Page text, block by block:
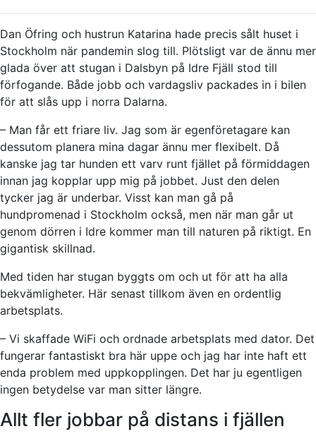
Dan Öfring och hustrun Katarina hade precis sålt huset i
Stockholm när pandemin slog till. Plötsligt var de ännu mer
glada över att stugan i Dalsbyn på Idre Fjäll stod till
förfogande. Både jobb och vardagsliv packades in i bilen
för att slås upp i norra Dalarna.
– Man får ett friare liv. Jag som är egenföretagare kan
dessutom planera mina dagar ännu mer flexibelt. Då
kanske jag tar hunden ett varv runt fjället på förmiddagen
innan jag kopplar upp mig på jobbet. Just den delen
tycker jag är underbar. Visst kan man gå på
hundpromenad i Stockholm också, men när man går ut
genom dörren i Idre kommer man till naturen på riktigt. En
gigantisk skillnad.
Med tiden har stugan byggts om och ut för att ha alla
bekvämligheter. Här senast tillkom även en ordentlig
arbetsplats.
– Vi skaffade WiFi och ordnade arbetsplats med dator. Det
fungerar fantastiskt bra här uppe och jag har inte haft ett
enda problem med uppkopplingen. Det har ju egentligen
ingen betydelse var man sitter längre.
Allt fler jobbar på distans i fjällen